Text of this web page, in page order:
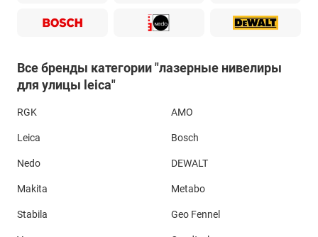
Все бренды категории "лазерные нивелиры
для улицы leica"
RGK AMO
Leica Bosch
Nedo DEWALT
Makita Metabo
Stabila Geo Fennel